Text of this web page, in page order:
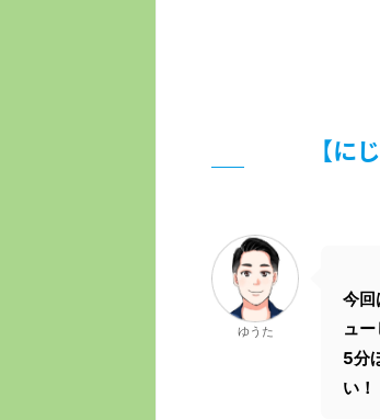
【に
ゆうた
今回
ュ
5分
い！